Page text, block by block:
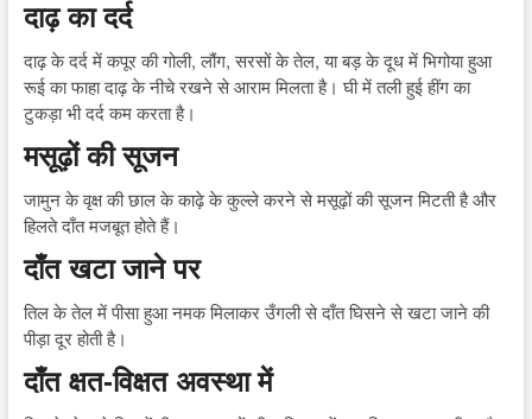
दाढ़ का दर्द
दाढ़ के दर्द में कपूर की गोली, लौंग, सरसों के तेल, या बड़ के दूध में भिगोया हुआ
रूई का फाहा दाढ़ के नीचे रखने से आराम मिलता है। घी में तली हुई हींग का
टुकड़ा भी दर्द कम करता है।
मसूढ़ों की सूजन
जामुन के वृक्ष की छाल के काढ़े के कुल्ले करने से मसूढ़ों की सूजन मिटती है और
हिलते दाँत मजबूत होते हैं।
दाँत खटा जाने पर
तिल के तेल में पीसा हुआ नमक मिलाकर उँगली से दाँत घिसने से खटा जाने की
पीड़ा दूर होती है।
दाँत क्षत-विक्षत अवस्था में